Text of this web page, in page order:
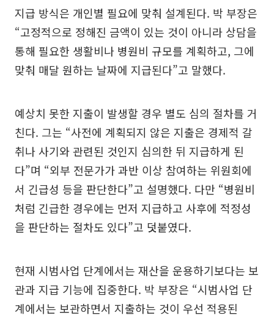
지급 방식은 개인별 필요에 맞춰 설계된다. 박 부장은
“고정적으로 정해진 금액이 있는 것이 아니라 상담을
통해 필요한 생활비나 병원비 규모를 계획하고, 그에
맞춰 매달 원하는 날짜에 지급된다”고 말했다.
예상치 못한 지출이 발생할 경우 별도 심의 절차를 거
친다. 그는 “사전에 계획되지 않은 지출은 경제적 갈
취나 사기와 관련된 것인지 심의한 뒤 지급하게 된
다”며 “외부 전문가가 과반 이상 참여하는 위원회에
서 긴급성 등을 판단한다”고 설명했다. 다만 “병원비
처럼 긴급한 경우에는 먼저 지급하고 사후에 적정성
을 판단하는 절차도 있다”고 덧붙였다.
현재 시범사업 단계에서는 재산을 운용하기보다는 보
관과 지급 기능에 집중한다. 박 부장은 “시범사업 단
계에서는 보관하면서 지출하는 것이 우선 적용된